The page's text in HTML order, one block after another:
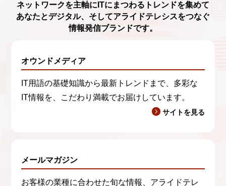
ネットワークを主軸に ITにまつわるトレンドを集めて
あなたとデジタル、 そしてアライドテレシスをつなぐ
情報発信ブランドです。
オウンドメディア
IT用語の基礎知識から最新トレンドまで、多彩な
IT情報を、こだわり満載でお届けしています。
サイトを見る
メールマガジン
お客様の業種に合わせた旬な情報、アライドテレ